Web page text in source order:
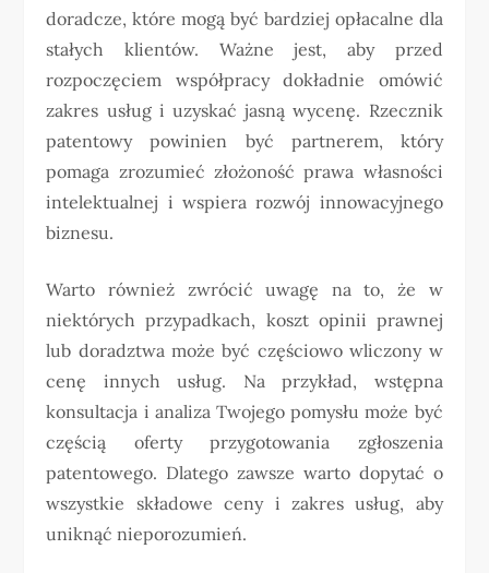
doradcze, które mogą być bardziej opłacalne dla
stałych klientów. Ważne jest, aby przed
rozpoczęciem współpracy dokładnie omówić
zakres usług i uzyskać jasną wycenę. Rzecznik
patentowy powinien być partnerem, który
pomaga zrozumieć złożoność prawa własności
intelektualnej i wspiera rozwój innowacyjnego
biznesu.
Warto również zwrócić uwagę na to, że w
niektórych przypadkach, koszt opinii prawnej
lub doradztwa może być częściowo wliczony w
cenę innych usług. Na przykład, wstępna
konsultacja i analiza Twojego pomysłu może być
częścią oferty przygotowania zgłoszenia
patentowego. Dlatego zawsze warto dopytać o
wszystkie składowe ceny i zakres usług, aby
uniknąć nieporozumień.